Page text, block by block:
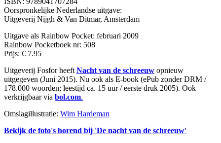
Oorspronkelijke Nederlandse uitgave:
Uitgeverij Nijgh & Van Ditmar, Amsterdam
Uitgave als Rainbow Pocket: februari 2009
Rainbow Pocketboek nr: 508
Prijs: € 7.95
Uitgeverij Fosfor heeft Nacht van de schreeuw opnieuw
uitgegeven (Juni 2015). Nu ook als E-book (ePub zonder DRM /
178.000 woorden; leestijd ca. 15 uur / eerste druk 2005). Ook
verkrijgbaar via bol.com.
Omslagillustratie: Wim Hardeman
Bekijk de foto's horend bij 'De nacht van de schreeuw'